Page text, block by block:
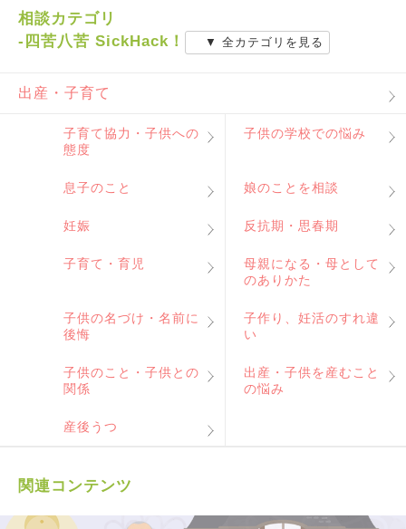
相談カテゴリ
-四苦八苦 SickHack！
▼ 全カテゴリを見る
出産・子育て
子育て協力・子供への
態度
子供の学校での悩み
息子のこと 娘のことを相談
妊娠 反抗期・思春期
子育て・育児
母親になる・母として
のありかた
子供の名づけ・名前に
後悔
子作り、妊活のすれ違
い
子供のこと・子供との
関係
出産・子供を産むこと
の悩み
産後うつ
関連コンテンツ